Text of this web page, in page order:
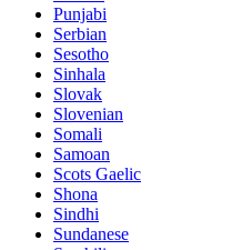
Punjabi
Serbian
Sesotho
Sinhala
Slovak
Slovenian
Somali
Samoan
Scots Gaelic
Shona
Sindhi
Sundanese